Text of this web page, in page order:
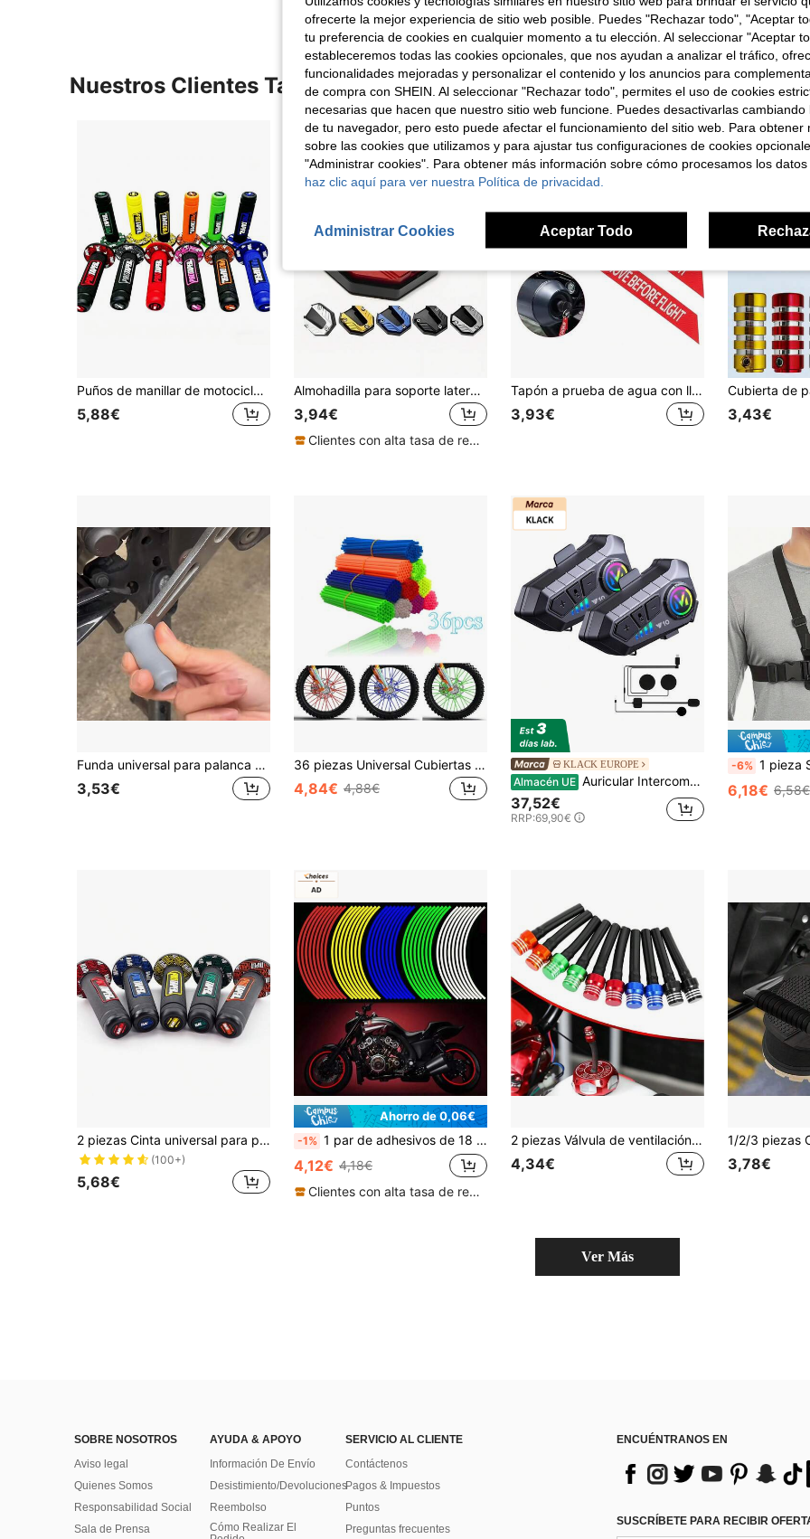
Nuestros Clientes También Vieron
Puños de manillar de motocicleta, cubierta de manillar de goma universal para bicicleta todoterreno y accesorio de scooter
5,88€
Almohadilla para soporte lateral de motocicleta, placa de extensión antideslizante para soporte lateral, almohadilla de pie ampliada para soporte de motocicleta & bicicleta, base de soporte antideslizante, almohadilla de extensión de soporte lateral con diseño ampliado estable, accesorios de motocicleta para soporte de estacionamiento
3,94€
Clientes con alta tasa de repetición
Tapón a prueba de agua con llavero para lavar motocross, tapón de goma antipolvo, tapón para lavar tuberías, protector de tuberías para motos de motocross
3,93€ 3,43€
Funda universal para palanca de cambios de motocicleta - Funda antideslizante y antipolvo universal para palanca de cambios de motocicleta | Funda retráctil contra el polvo, fácil instalación
3,53€
36 piezas Universal Cubiertas para radios de rueda para motocross, motocicleta de campo a través, dirt bike, enduro para uso todo terreno
4,84€ 4,88€
KLACK EUROPE
Almacén UE Auricular Intercomunicador para Moto Klack Y10 – Comunicación Bluetooth 5.3, Resistencia IPX6 y Sonido Hi-Fi (2 Unidades) - Envío desde España
37,52€
RRP:69,90€
-6% 1 pieza Soporte ajustable para teléfono con correa para
6,18€ 6,58€
2 piezas Cinta universal para puños de manillar de motocicleta, apta para ATV, motocicleta todoterreno Protaper y modificación ProTapered, envoltorio antideslizante para el acelerador, compatible con Kawasaki, Suzuki, KTM, EXC SX YZF CRF, puños de manillar de motocicleta, manillares de motocicleta, puños del acelerador de motocicleta, manijas de motocicleta, puños de motocicleta, accesorios de motocicleta, puños de manillar Domino de motocicleta
(100+)
5,68€
Ahorro de 0,06€
-1% 1 par de adhesivos de 18 pulgadas para llantas de motocicleta o coche, adhesivos para aro, adhesivos para cubo, adhesivos reflectantes para neumáticos, accesorios personalizables
4,12€ 4,18€
Clientes con alta tasa de repetición
2 piezas Válvula de ventilación del tanque de aceite universal CNC con manguera de respiradero y bola de retención, respiradero de aluminio adecuado para ATV, motocicleta, motocross, quad, buggy y supermoto de 50cc, 110cc, 70cc, 125cc
4,34€ 3,78€
Ver Más
SOBRE NOSOTROS
Aviso legal
Quienes Somos
Responsabilidad Social
Sala de Prensa
AYUDA & APOYO
Información De Envío
Desistimiento/Devoluciones
Reembolso
Cómo Realizar El
SERVICIO AL CLIENTE
Contáctenos
Pagos & Impuestos
Puntos
Preguntas frecuentes
ENCUÉNTRANOS EN
SUSCRÍBETE PARA RECIBIR
ofrecerte la mejor experiencia de sitio web posible. Puedes "Rechazar todo", "Aceptar
tu preferencia de cookies en cualquier momento a tu elección. Al seleccionar "Aceptar
estableceremos todas las cookies opcionales, que nos ayudan a analizar el tráfico,
funcionalidades mejoradas y personalizar el contenido y los anuncios para
de compra con SHEIN. Al seleccionar "Rechazar todo", permites el uso de cookies
necesarias que hacen que nuestro sitio web funcione. Puedes desactivarlas cambiando
de tu navegador, pero esto puede afectar el funcionamiento del sitio web. Para obtener
sobre las cookies que utilizamos y para ajustar tus configuraciones de cookies
"Administrar cookies". Para obtener más información sobre cómo procesamos los datos
haz clic aquí para ver nuestra Política de privacidad.
Administrar Cookies Aceptar Todo